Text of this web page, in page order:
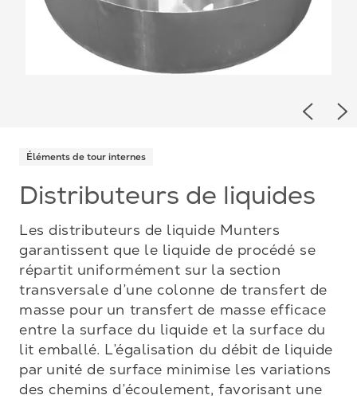
Éléments de tour internes
Distributeurs de liquides
Les distributeurs de liquide Munters
garantissent que le liquide de procédé se
répartit uniformément sur la section
transversale d’une colonne de transfert de
masse pour un transfert de masse efficace
entre la surface du liquide et la surface du
lit emballé. L’égalisation du débit de liquide
par unité de surface minimise les variations
des chemins d’écoulement, favorisant une